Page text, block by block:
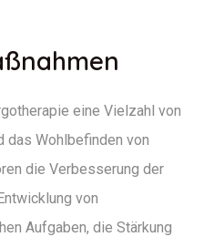
eine Vielzahl von
das Wohlbefinden von
die Verbesserung der
von
Aufgaben, die Stärkung